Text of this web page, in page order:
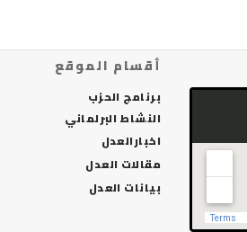
أقسام الموقع
برنامج الحزب
النشاط البرلماني
اخبارالعدل
مقالات العدل
بيانات العدل